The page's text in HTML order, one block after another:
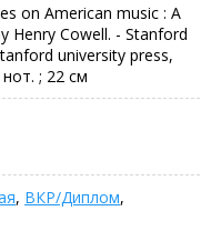
on American music : A
Henry Cowell. - Stanford
university press,
нот. ; 22 см
, ВКР/Диплом,